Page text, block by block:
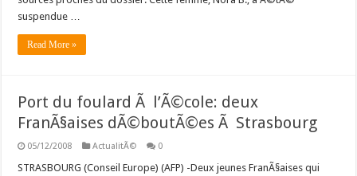
suspendue …
Read More »
Port du foulard Ã l’Ã©cole: deux
FranÃ§aises dÃ©boutÃ©es Ã Strasbourg
05/12/2008 ActualitÃ© 0
STRASBOURG (Conseil Europe) (AFP) -Deux jeunes FranÃ§aises qui